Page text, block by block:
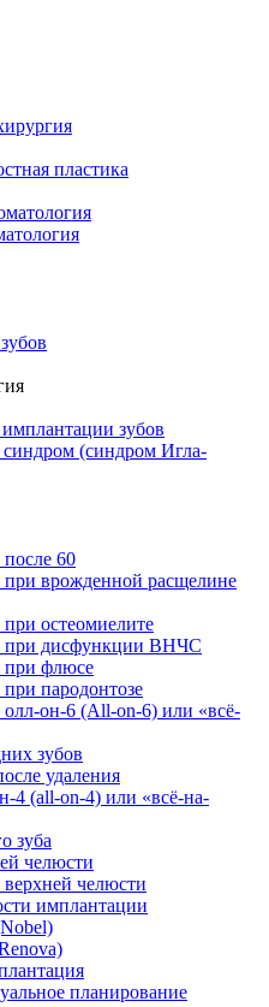
пластика
зубов
(синдром Игла-
60
врожденной расщелине
остеомиелите
при дисфункции ВНЧС
при флюсе
пародонтозе
он-6 (All-on-6) или «всё-
зубов
удаления
4 (all-on-4) или «всё-на-
зуба
челюсти
челюсти
имплантации
планирование